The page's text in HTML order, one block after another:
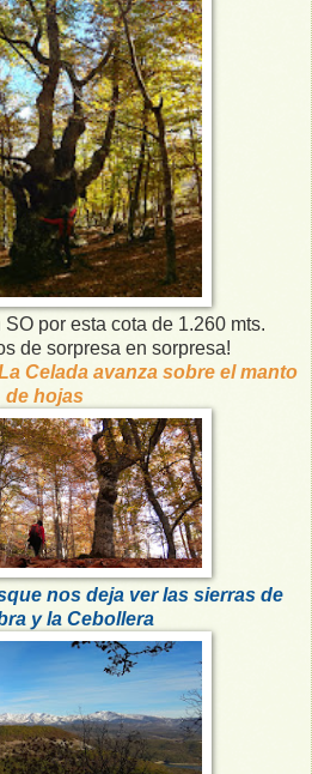
por esta cota de 1.260 mts.
de sorpresa en sorpresa!
Celada avanza sobre el manto
de hojas
nos deja ver las sierras de
y la Cebollera